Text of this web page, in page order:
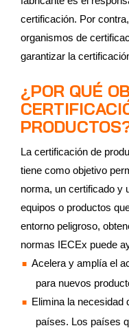
certificación. Por
organismos de
garantizar la
¿POR QUÉ
La certificación de
tiene como objetivo
norma, un certificado y
equipos o productos
entorno peligroso,
normas IECEx puede
Acelera y amplía el
para nuevos
Elimina la necesidad
países. Los países